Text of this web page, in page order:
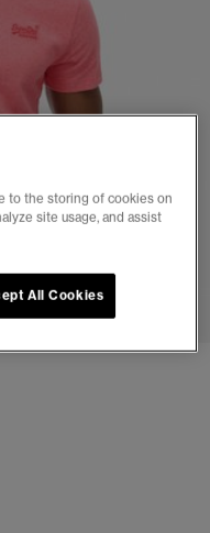
5 6
to the storing of cookies on
site usage, and assist
All Cookies